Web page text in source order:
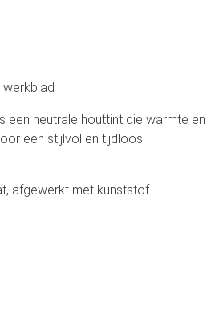
werkblad
een neutrale houttint die warmte en
een stijlvol en tijdloos
afgewerkt met kunststof